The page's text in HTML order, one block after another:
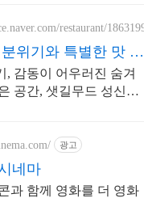
restaurant/
위기와 특별한 맛 데
특별한 공간
, 감동이 어우러진 숨겨
공간, 샛길무드 성신여
광고
네마
과 함께 영화를 더 영화